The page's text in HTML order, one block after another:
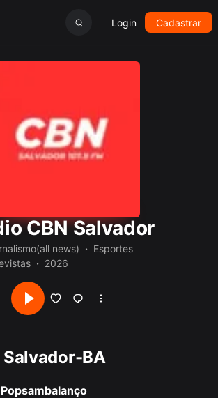
Login Cadastrar
CBN Salvador
news)
Esportes
2026
BA